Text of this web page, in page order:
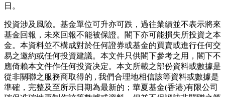
日。
投資涉及風險。基金單位可升亦可跌，過往業績並不表示將來
基金回報，未來回報不能被保證。閣下亦可能損失所投資之本
金。本資料並不構成對於任何證券或基金的買賣或進行任何交
易之邀約或任何投資建議。本文件只供閣下參考之用，閣下不
應倚賴本文件作任何投資决定。本文所載之部份資料或數據是
從非關聯之服務商取得的 , 我們合理地相信該等資料或數據是
準確，完整及至所示日期為最新的；華夏基金(香港)有限公司